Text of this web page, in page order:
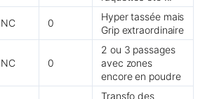
NC 0
Hyper tassée mais
Grip extraordinaire
NC 0
2 ou 3 passages
avec zones
encore en poudre
Transfo des